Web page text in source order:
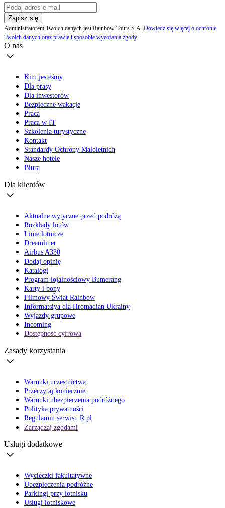
Zapisz się
Administratorem Twoich danych jest Rainbow Tours S.A. Dowiedz się więcej o ochronie
Twoich danych oraz prawie i sposobie wycofania zgody.
O nas
Kim jesteśmy
Dla prasy
Dla inwestorów
Bezpieczne wakacje
Praca
Praca w IT
Szkolenia turystyczne
Kontakt
Standardy Ochrony Małoletnich
Nasze hotele
Biura
Dla klientów
Aktualne wytyczne przed podróżą
Rozkłady lotów
Linie lotnicze
Dreamliner
Airbus A330
Dodaj opinię
Katalogi
Program lojalnościowy Bumerang
Karty i bony
Filmowy Świat Rainbow
Informatsiya dla Hromadian Ukrainy
Wyjazdy grupowe
Incoming
Dostępność cyfrowa
Zasady korzystania
Warunki uczestnictwa
Przeczytaj koniecznie
Warunki ubezpieczenia podróżnego
Polityka prywatności
Regulamin serwisu R.pl
Zarządzaj zgodami
Usługi dodatkowe
Wycieczki fakultatywne
Ubezpieczenia podróżne
Parkingi przy lotnisku
Usługi lotniskowe